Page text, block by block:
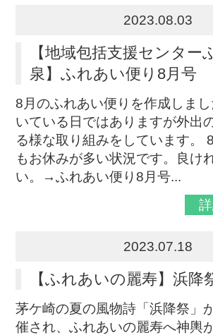
2023.08.03
【地域包括支援センター
泉】ふれあい便り8月号
8月のふれあい便りを作成しま
いている日ではありますが外出
る様な取り組みをしています。
もお休みが多い状況です。良け
い。→ふれあい便り8月号...
2023.07.18
【ふれあいの麗寿】浜降
茅ケ崎の夏の風物詩「浜降祭」
催され、ふれあいの麗寿へ神輿